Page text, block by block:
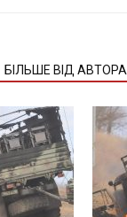
БІЛЬШЕ ВІД АВТОРА